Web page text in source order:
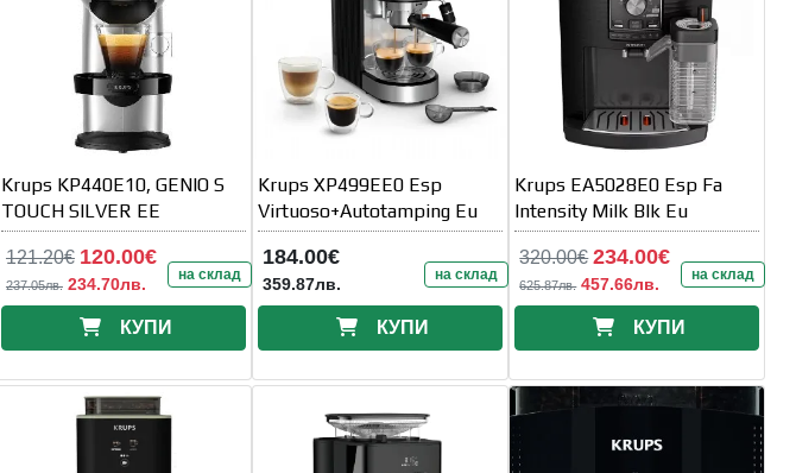
Krups KP440E10, GENIO S
TOUCH SILVER EE
121.20€ 120.00€
237.05лв. 234.70лв. на склад
КУПИ
Krups XP499EE0 Esp
Virtuoso+Autotamping Eu
184.00€
359.87лв. на склад
КУПИ
Krups EA5028E0 Esp Fa
Intensity Milk Blk Eu
320.00€ 234.00€
625.87лв. 457.66лв. на склад
КУПИ